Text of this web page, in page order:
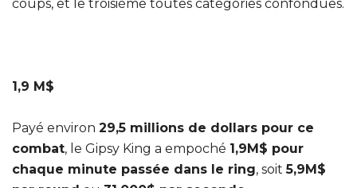
coups, et le troisième toutes catégories confondues.
1,9 M$
Payé environ 29,5 millions de dollars pour ce
combat, le Gipsy King a empoché 1,9M$ pour
chaque minute passée dans le ring, soit5,9M$